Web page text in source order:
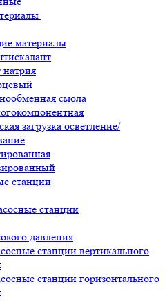
материалы
смола
загрузка осветление/
станции
станции
давления
станции вертикального
станции горизонтального